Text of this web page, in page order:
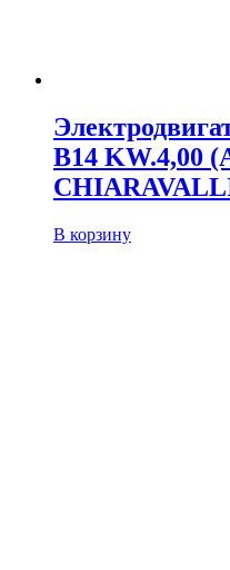
B14 KW.4,00
В корзину